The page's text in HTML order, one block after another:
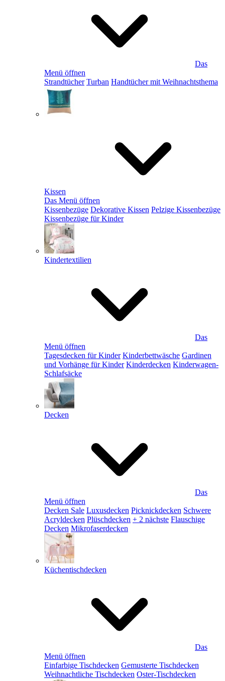
Das
Menü öffnen
Strandtücher Turban Handtücher mit Weihnachtsthema
Kissen
Das Menü öffnen
Kissenbezüge Dekorative Kissen Pelzige Kissenbezüge
Kissenbezüge für Kinder
Kindertextilien
Das
Menü öffnen
Tagesdecken für Kinder Kinderbettwäsche Gardinen
und Vorhänge für Kinder Kinderdecken Kinderwagen-
Schlafsäcke
Decken
Das
Menü öffnen
Decken Sale Luxusdecken Picknickdecken Schwere
Acryldecken Plüschdecken + 2 nächste Flauschige
Decken Mikrofaserdecken
Küchentischdecken
Das
Menü öffnen
Einfarbige Tischdecken Gemusterte Tischdecken
Weihnachtliche Tischdecken Oster-Tischdecken